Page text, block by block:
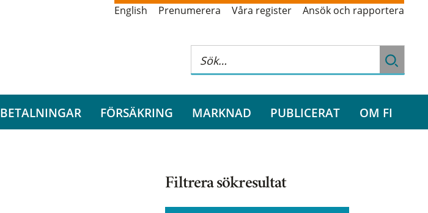
English Prenumerera Våra register Ansök och rapportera
BETALNINGAR FÖRSÄKRING MARKNAD PUBLICERAT OM FI
Filtrera sökresultat